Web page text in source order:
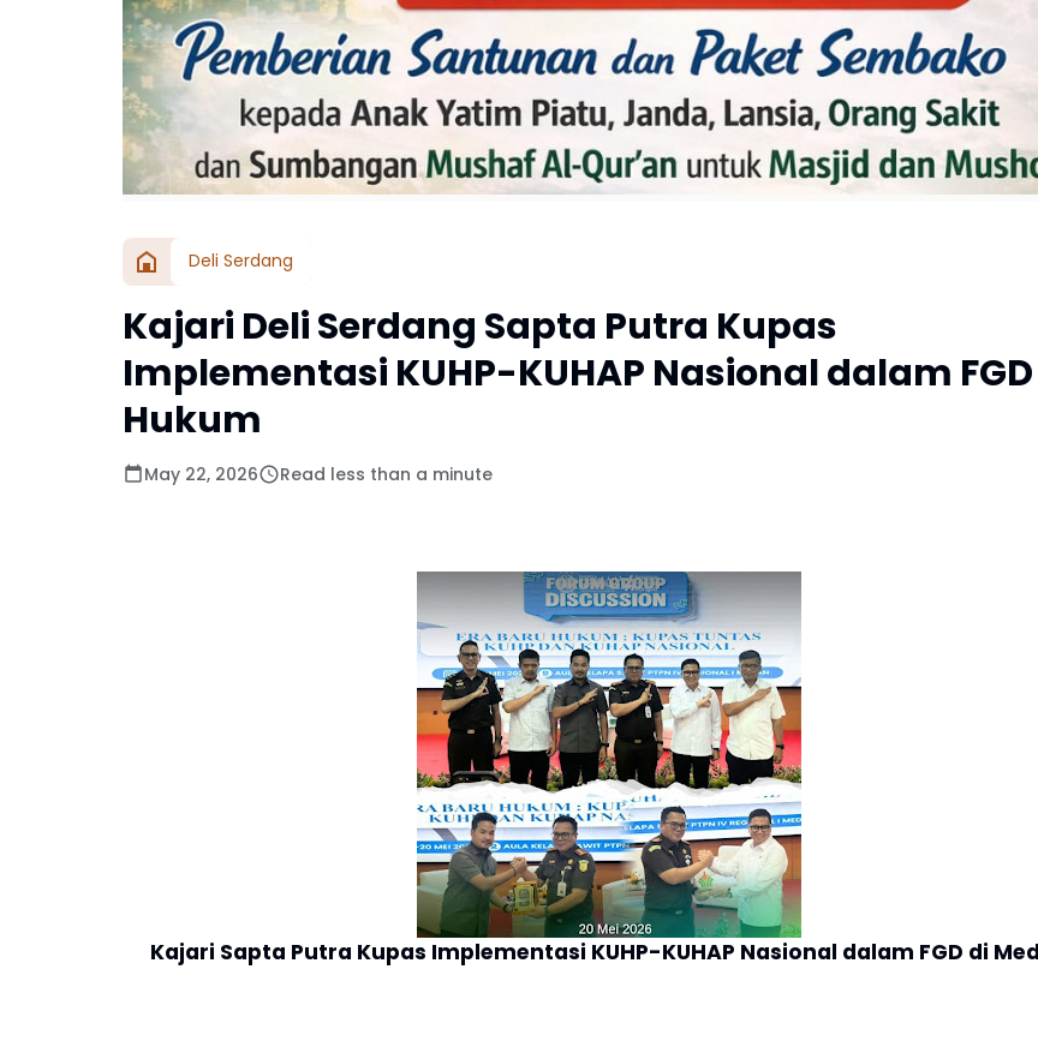
Deli Serdang
Kajari Deli Serdang Sapta Putra Kupas
Implementasi KUHP-KUHAP Nasional dalam FGD
Hukum
May 22, 2026 Read less than a minute
Kajari Sapta Putra Kupas Implementasi KUHP-KUHAP Nasional dalam FGD di